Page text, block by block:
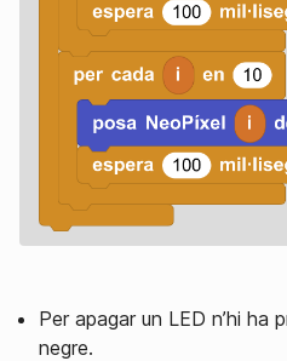
Per apagar un LED n’hi ha
negre.